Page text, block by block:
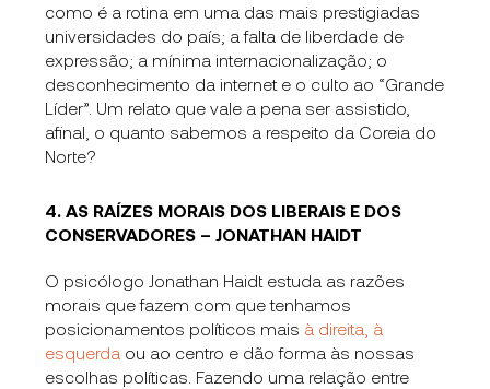
como é a rotina em uma das mais prestigiadas
universidades do país; a falta de liberdade de
expressão; a mínima internacionalização; o
desconhecimento da internet e o culto ao “Grande
Líder”. Um relato que vale a pena ser assistido,
afinal, o quanto sabemos a respeito da Coreia do
Norte?
4. AS RAÍZES MORAIS DOS LIBERAIS E DOS
CONSERVADORES – JONATHAN HAIDT
O psicólogo Jonathan Haidt estuda as razões
morais que fazem com que tenhamos
posicionamentos políticos mais à direita, à
esquerda ou ao centro e dão forma às nossas
escolhas políticas. Fazendo uma relação entre